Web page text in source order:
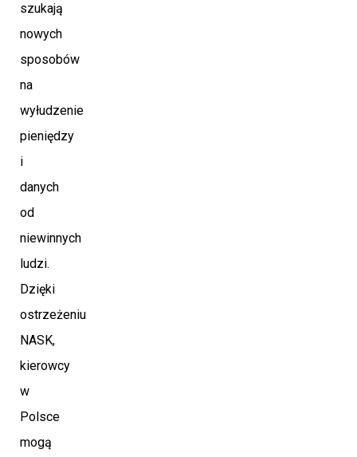
szukają
nowych
sposobów
na
wyłudzenie
pieniędzy
i
danych
od
niewinnych
ludzi.
Dzięki
ostrzeżeniu
NASK,
kierowcy
w
Polsce
mogą